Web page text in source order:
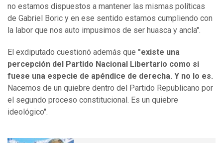
no estamos dispuestos a mantener las mismas políticas
de Gabriel Boric y en ese sentido estamos cumpliendo con
la labor que nos auto impusimos de ser huasca y ancla".
El exdiputado cuestionó además que "existe una
percepción del Partido Nacional Libertario como si
fuese una especie de apéndice de derecha. Y no lo es.
Nacemos de un quiebre dentro del Partido Republicano por
el segundo proceso constitucional. Es un quiebre
ideológico".